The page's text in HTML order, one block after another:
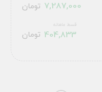
7,287,000 تومان
قسط ماهانه
404,833 تومان